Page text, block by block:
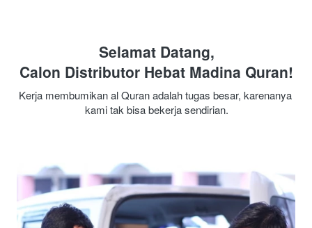
Selamat Datang,
Calon Distributor Hebat Madina Quran!
Kerja membumikan al Quran adalah tugas besar, karenanya
kami tak bisa bekerja sendirian.